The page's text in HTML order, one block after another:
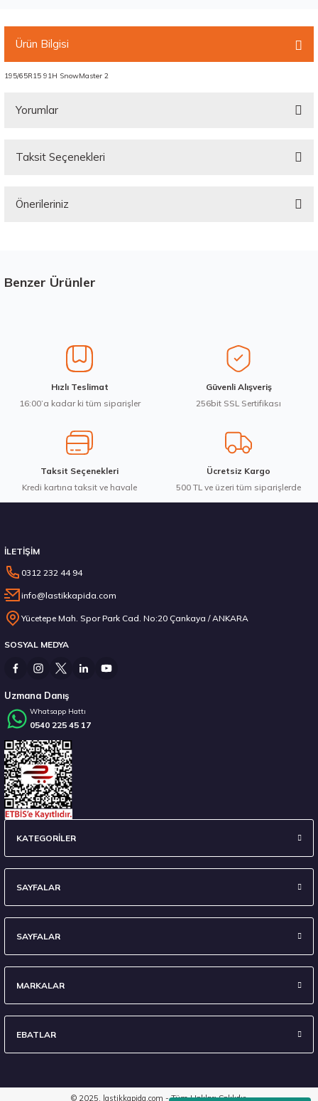
Ürün Bilgisi
195/65R15 91H SnowMaster 2
Yorumlar
Taksit Seçenekleri
Önerileriniz
Görüş ve önerileriniz için teşekkür ederiz.
Ürün bilgilerinde hatalar bulunuyor.
Ürün fiyatı diğer sitelerden daha pahalı.
Bu ürüne benzer farklı alternatifler olmalı.
Benzer Ürünler
Waterfall 215/50R17 95W XL Unique UHP Yaz 2026
14.267,00 ₺
Stokta 12 Adet
295/35 R21 107Y XL Eagle F1 Asymmetric 6 FP 2024
Hızlı Teslimat
16:00’a kadar ki tüm siparişler
Güvenli Alışveriş
256bit SSL Sertifikası
Taksit Seçenekleri
Kredi kartına taksit ve havale
Ücretsiz Kargo
500 TL ve üzeri tüm siparişlerde
İLETİŞİM
0312 232 44 94
info@lastikkapida.com
Yücetepe Mah. Spor Park Cad. No:20 Çankaya / ANKARA
SOSYAL MEDYA
Uzmana Danış
Whatsapp Hattı
0540 225 45 17
KATEGORİLER
SAYFALAR
SAYFALAR
MARKALAR
EBATLAR
© 2025, lastikkapida.com - Tüm Hakları Saklıdır.